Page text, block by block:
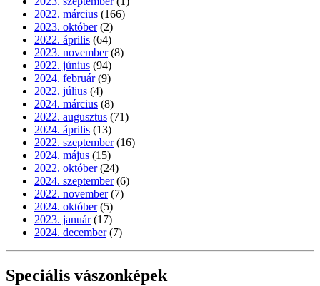
2022. március (166)
2023. október (2)
2022. április (64)
2023. november (8)
2022. június (94)
2024. február (9)
2022. július (4)
2024. március (8)
2022. augusztus (71)
2024. április (13)
2022. szeptember (16)
2024. május (15)
2022. október (24)
2024. szeptember (6)
2022. november (7)
2024. október (5)
2023. január (17)
2024. december (7)
Speciális vászonképek